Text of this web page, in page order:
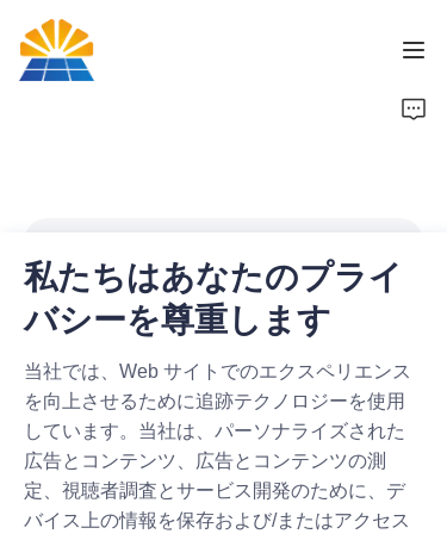
ご提出ありがとうござ
います！
私たちはあなたのプライ
バシーを尊重します
当社では、Web サイトでのエクスペリエンス
を向上させるために追跡テクノロジーを使用
しています。当社は、パーソナライズされた
広告とコンテンツ、広告とコンテンツの測
定、視聴者調査とサービス開発のために、デ
バイス上の情報を保存および/またはアクセス
ブランド
お問い合わせ